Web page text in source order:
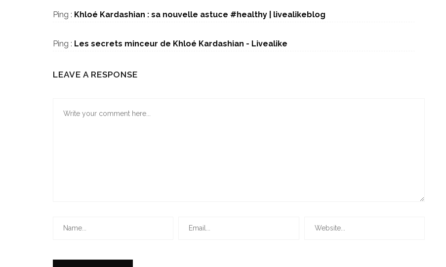
Ping : Khloé Kardashian : sa nouvelle astuce #healthy | livealikeblog
Ping : Les secrets minceur de Khloé Kardashian - Livealike
LEAVE A RESPONSE